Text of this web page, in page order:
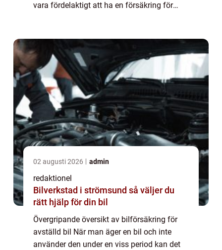
vara fördelaktigt att ha en försäkring för
02 augusti 2026 admin
redaktionel
Bilverkstad i strömsund så väljer du
rätt hjälp för din bil
Övergripande översikt av bilförsäkring för
avställd bil När man äger en bil och inte
använder den under en viss period kan det